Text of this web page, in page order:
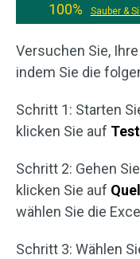
100%
Sauber &
Versuchen Sie,
indem Sie die
Schritt 1: Starten
klicken Sie auf
Schritt 2: Gehen
klicken Sie auf
wählen Sie die
Schritt 3: Wählen